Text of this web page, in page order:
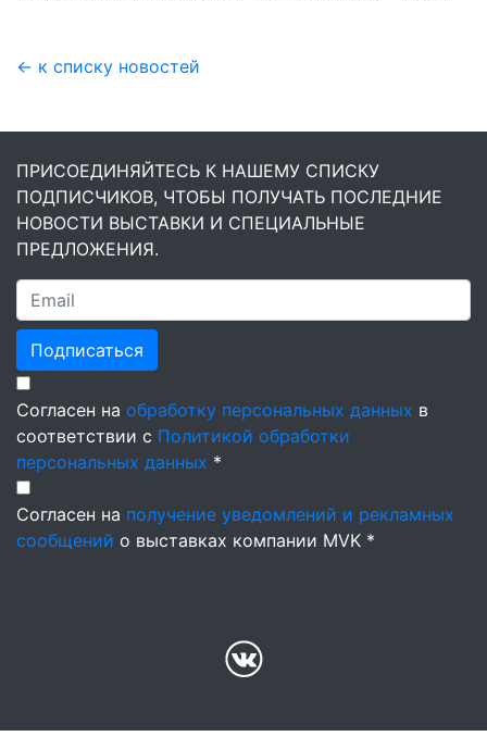
← к списку новостей
ПРИСОЕДИНЯЙТЕСЬ К НАШЕМУ СПИСКУ
ПОДПИСЧИКОВ, ЧТОБЫ ПОЛУЧАТЬ ПОСЛЕДНИЕ
НОВОСТИ ВЫСТАВКИ И СПЕЦИАЛЬНЫЕ
ПРЕДЛОЖЕНИЯ.
Подписаться
Согласен на обработку персональных данных в
соответствии с Политикой обработки
персональных данных *
Согласен на получение уведомлений и рекламных
сообщений о выставках компании MVK *